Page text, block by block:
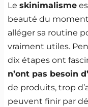
Leskinimalisme
beauté du
alléger sa routine
vraiment utiles.
dix étapes ont
n’ont pas besoin
de produits, trop
peuvent finir par